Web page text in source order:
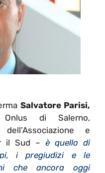
Salvatore Parisi,
Onlus di Salerno,
e
il Sud – è quello di
i pregiudizi e le
che ancora oggi